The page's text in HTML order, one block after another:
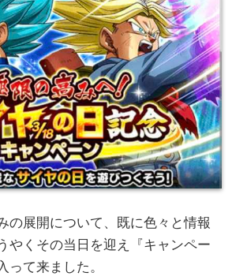
の展開について、既に色々と情報
やくその当日を迎え『キャンペー
って来ました。